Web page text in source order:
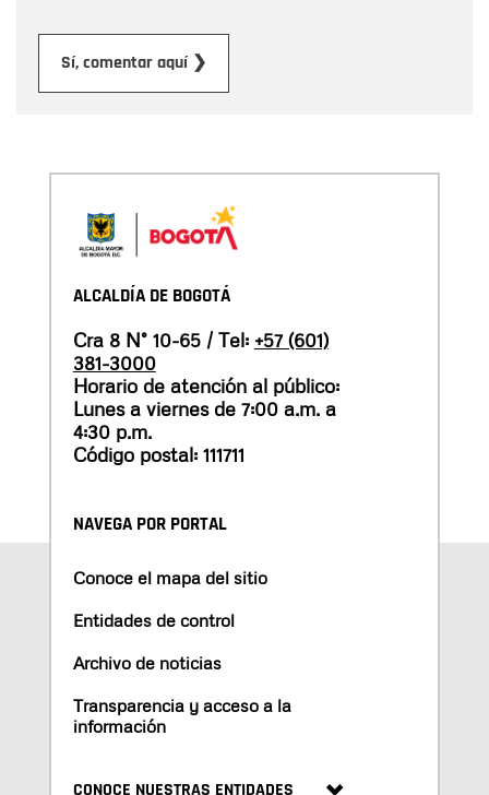
Sí, comentar aquí ❯
ALCALDÍA DE BOGOTÁ
Cra 8 N° 10-65 / Tel: +57 (601)
381-3000
Horario de atención al público:
Lunes a viernes de 7:00 a.m. a
4:30 p.m.
Código postal: 111711
NAVEGA POR PORTAL
Conoce el mapa del sitio
Entidades de control
Archivo de noticias
Transparencia y acceso a la
información
CONOCE NUESTRAS ENTIDADES